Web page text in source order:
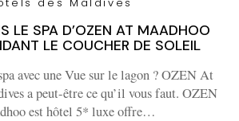
LE SPA D’OZEN AT MAADHOO
LE COUCHER DE SOLEIL
avec une Vue sur le lagon ? OZEN At
a peut-être ce qu’il vous faut. OZEN
est hôtel 5* luxe offre…